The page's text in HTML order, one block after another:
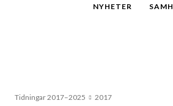
NYHETER
Tidningar 2017–2025 2017